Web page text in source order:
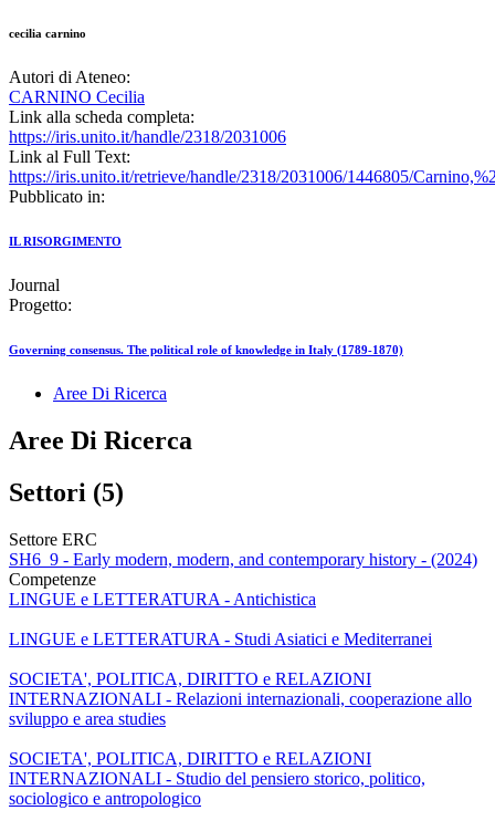
cecilia carnino
Autori di Ateneo:
CARNINO Cecilia
Link alla scheda completa:
https://iris.unito.it/handle/2318/2031006
Link al Full Text:
https://iris.unito.it/retrieve/handle/2318/2031006/1446805/
Pubblicato in:
IL RISORGIMENTO
Journal
Progetto:
Governing consensus. The political role of knowledge in Italy (1789-1870)
Aree Di Ricerca
Aree Di Ricerca
Settori (5)
Settore ERC
SH6_9 - Early modern, modern, and contemporary history - (2024)
Competenze
LINGUE e LETTERATURA - Antichistica
LINGUE e LETTERATURA - Studi Asiatici e Mediterranei
SOCIETA', POLITICA, DIRITTO e RELAZIONI
INTERNAZIONALI - Relazioni internazionali, cooperazione allo
sviluppo e area studies
SOCIETA', POLITICA, DIRITTO e RELAZIONI
INTERNAZIONALI - Studio del pensiero storico, politico,
sociologico e antropologico